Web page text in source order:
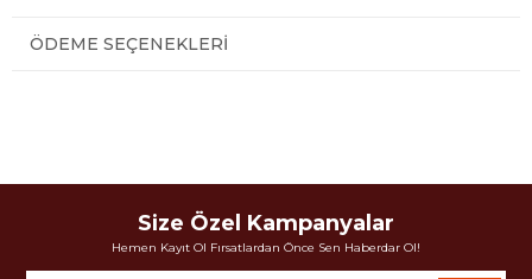
ÖDEME SEÇENEKLERI
Size Özel Kampanyalar
Hemen Kayıt Ol Fırsatlardan Önce Sen Haberdar Ol!